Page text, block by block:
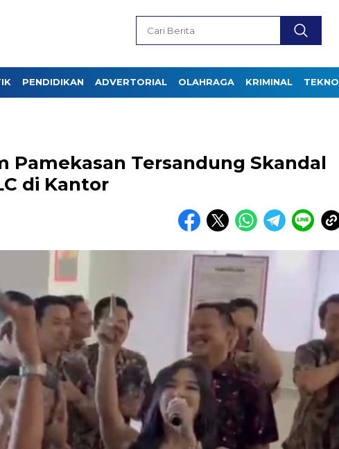
PENDIDIKAN ADVERTORIAL OLAHRAGA KRIMINAL TEKNO
Pamekasan Tersandung Skandal
di Kantor